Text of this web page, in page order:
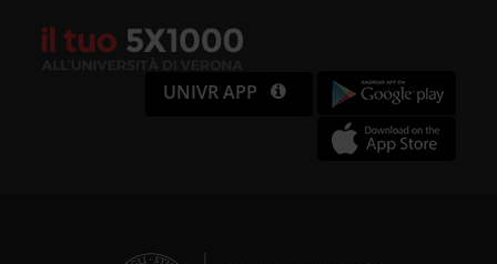
UNIVR APP